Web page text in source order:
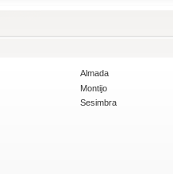
Almada
Montijo
Sesimbra